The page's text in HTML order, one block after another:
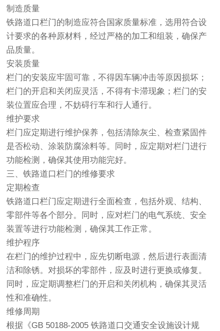
制造质量
铁路道口栏门的制造应符合国家质量标准，选用符合设
计要求的各种原材料，经过严格的加工和组装，确保产
品质量。
安装质量
栏门的安装应牢固可靠，不得因车辆冲击等原因损坏；
栏门的开启和关闭应灵活，不得有卡滞现象；栏门的安
装位置应合理，不妨碍行车和行人通行。
维护要求
栏门应定期进行维护保养，包括清除灰尘、检查紧固件
是否松动、涂装防腐涂料等。同时，应定期对栏门进行
功能检测，确保其使用功能完好。
三、铁路道口栏门的维修要求
定期检查
铁路道口栏门应定期进行全面检查，包括外观、结构、
零部件等各个部分。同时，应对栏门的电气系统、安全
装置等进行功能检测，确保其工作正常。
维护程序
在栏门的维护过程中，应先切断电源，然后进行表面清
洁和除锈。对损坏的零部件，应及时进行更换或修复。
同时，应定期调整栏门的开启和关闭机构，确保其灵活
性和准确性。
维修周期
根据《GB 50188-2005 铁路道口交通安全设施设计规